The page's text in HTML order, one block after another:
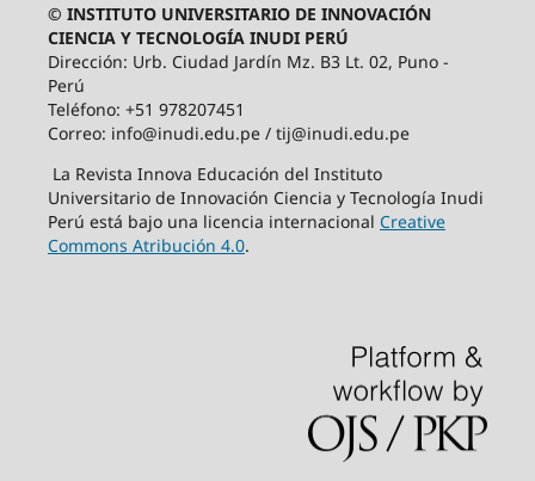
© INSTITUTO UNIVERSITARIO DE INNOVACIÓN
CIENCIA Y TECNOLOGÍA INUDI PERÚ
Dirección: Urb. Ciudad Jardín Mz. B3 Lt. 02, Puno -
Perú
Teléfono: +51 978207451
Correo: info@inudi.edu.pe / tij@inudi.edu.pe
La Revista Innova Educación del Instituto
Universitario de Innovación Ciencia y Tecnología Inudi
Perú está bajo una licencia internacional Creative
Commons Atribución 4.0.